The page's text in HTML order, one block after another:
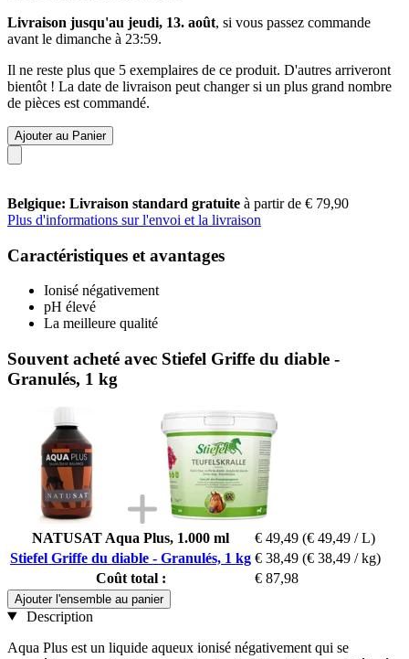
Livraison jusqu'au jeudi, 13. août, si vous passez commande
avant le dimanche à 23:59.
Il ne reste plus que 5 exemplaires de ce produit. D'autres arriveront
bientôt ! La date de livraison peut changer si un plus grand nombre
de pièces est commandé.
Ajouter au Panier
Belgique: Livraison standard gratuite à partir de € 79,90
Plus d'informations sur l'envoi et la livraison
Caractéristiques et avantages
Ionisé négativement
pH élevé
La meilleure qualité
Souvent acheté avec Stiefel Griffe du diable -
Granulés, 1 kg
NATUSAT Aqua Plus, 1.000 ml € 49,49 (€ 49,49 / L)
Stiefel Griffe du diable - Granulés, 1 kg € 38,49 (€ 38,49 / kg)
Coût total :
€ 87,98
Ajouter l'ensemble au panier
Description
Aqua Plus est un liquide aqueux ionisé négativement qui se